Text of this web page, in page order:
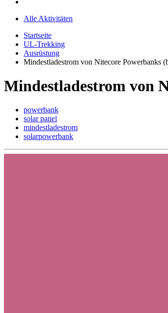
Alle Aktivitäten
Startseite
UL-Trekking
Ausrüstung
Mindestladestrom von Nitecore Powerbanks
Mindestladestrom von
powerbank
solar panel
mindestladestrom
solarpowerbank